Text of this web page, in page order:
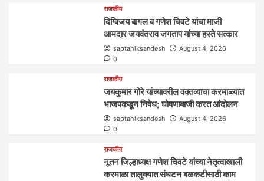
राजकीय
दिग्विजय बागल व गणेश चिवटे यांचा माजी
आमदार जयवंतराव जगताप यांच्या हस्ते सत्कार
saptahiksandesh
August 4, 2026
0
राजकीय
जयकुमार गोरे यांच्यावरील वक्तव्याचा करमाळ्यात
भाजपकडून निषेध; घोषणाबाजी करत आंदोलन
saptahiksandesh
August 4, 2026
0
राजकीय
नूतन जिल्हाध्यक्ष गणेश चिवटे यांच्या नेतृत्वाखाली
करमाळा तालुक्यात संघटन बळकटीसाठी काम